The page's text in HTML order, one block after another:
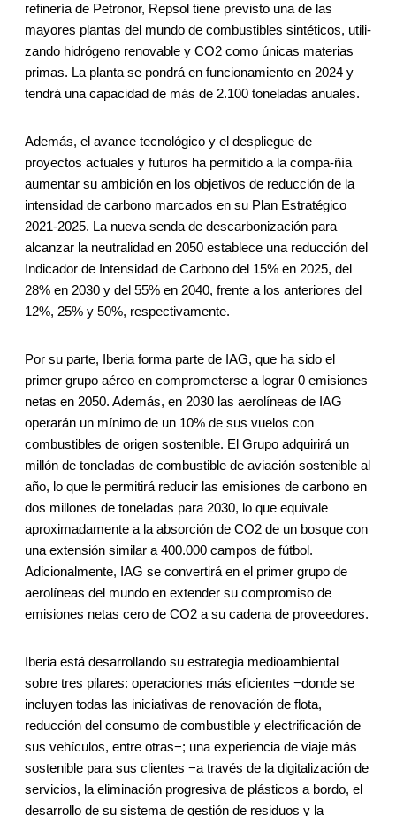
refinería de Petronor, Repsol tiene previsto una de las
mayores plantas del mundo de combustibles sintéticos, utili-
zando hidrógeno renovable y CO2 como únicas materias
primas. La planta se pondrá en funcionamiento en 2024 y
tendrá una capacidad de más de 2.100 toneladas anuales.
Además, el avance tecnológico y el despliegue de
proyectos actuales y futuros ha permitido a la compa-ñía
aumentar su ambición en los objetivos de reducción de la
intensidad de carbono marcados en su Plan Estratégico
2021-2025. La nueva senda de descarbonización para
alcanzar la neutralidad en 2050 establece una reducción del
Indicador de Intensidad de Carbono del 15% en 2025, del
28% en 2030 y del 55% en 2040, frente a los anteriores del
12%, 25% y 50%, respectivamente.
Por su parte, Iberia forma parte de IAG, que ha sido el
primer grupo aéreo en comprometerse a lograr 0 emisiones
netas en 2050. Además, en 2030 las aerolíneas de IAG
operarán un mínimo de un 10% de sus vuelos con
combustibles de origen sostenible. El Grupo adquirirá un
millón de toneladas de combustible de aviación sostenible al
año, lo que le permitirá reducir las emisiones de carbono en
dos millones de toneladas para 2030, lo que equivale
aproximadamente a la absorción de CO2 de un bosque con
una extensión similar a 400.000 campos de fútbol.
Adicionalmente, IAG se convertirá en el primer grupo de
aerolíneas del mundo en extender su compromiso de
emisiones netas cero de CO2 a su cadena de proveedores.
Iberia está desarrollando su estrategia medioambiental
sobre tres pilares: operaciones más eficientes −donde se
incluyen todas las iniciativas de renovación de flota,
reducción del consumo de combustible y electrificación de
sus vehículos, entre otras−; una experiencia de viaje más
sostenible para sus clientes −a través de la digitalización de
servicios, la eliminación progresiva de plásticos a bordo, el
desarrollo de su sistema de gestión de residuos y la